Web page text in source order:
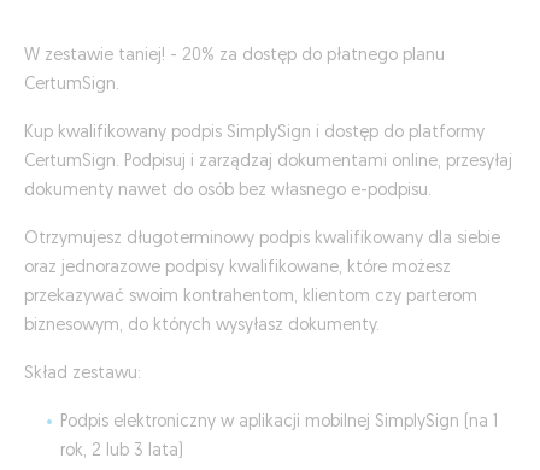
W zestawie taniej! - 20% za dostęp do płatnego planu
CertumSign.
Kup kwalifikowany podpis SimplySign i dostęp do platformy
CertumSign. Podpisuj i zarządzaj dokumentami online, przesyłaj
dokumenty nawet do osób bez własnego e-podpisu.
Otrzymujesz długoterminowy podpis kwalifikowany dla siebie
oraz jednorazowe podpisy kwalifikowane, które możesz
przekazywać swoim kontrahentom, klientom czy parterom
biznesowym, do których wysyłasz dokumenty.
Skład zestawu:
Podpis elektroniczny w aplikacji mobilnej SimplySign (na 1
rok, 2 lub 3 lata)